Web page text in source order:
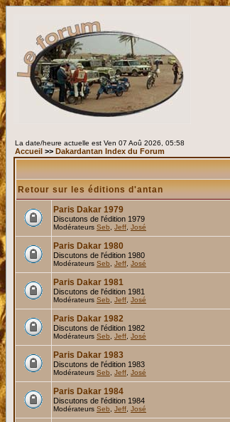
La date/heure actuelle est Ven 07 Aoû 2026, 05:58
Accueil >> Dakardantan Index du Forum
Retour sur les éditions d'antan
Paris Dakar 1979
Discutons de l'édition 1979
Modérateurs Seb Jeff José
Paris Dakar 1980
Discutons de l'édition 1980
Modérateurs Seb Jeff José
Paris Dakar 1981
Discutons de l'édition 1981
Modérateurs Seb Jeff José
Paris Dakar 1982
Discutons de l'édition 1982
Modérateurs Seb Jeff José
Paris Dakar 1983
Discutons de l'édition 1983
Modérateurs Seb Jeff José
Paris Dakar 1984
Discutons de l'édition 1984
Modérateurs Seb Jeff José